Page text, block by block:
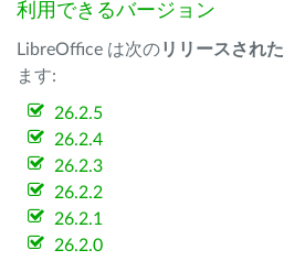
利用できるバージョン
LibreOffice は次のリリースされた
ます:
26.2.5
26.2.4
26.2.3
26.2.2
26.2.1
26.2.0